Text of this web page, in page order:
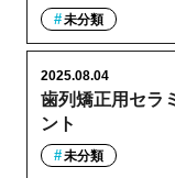
未分類
歯列矯正用セラ
ント
2025.08.04
未分類